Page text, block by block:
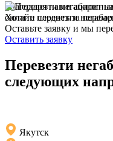
Благодаря
онлайн следить за
Хотите перевезти
Оставьте заявку и мы
Оставить заявку
Перевезти
следующих
Якутск